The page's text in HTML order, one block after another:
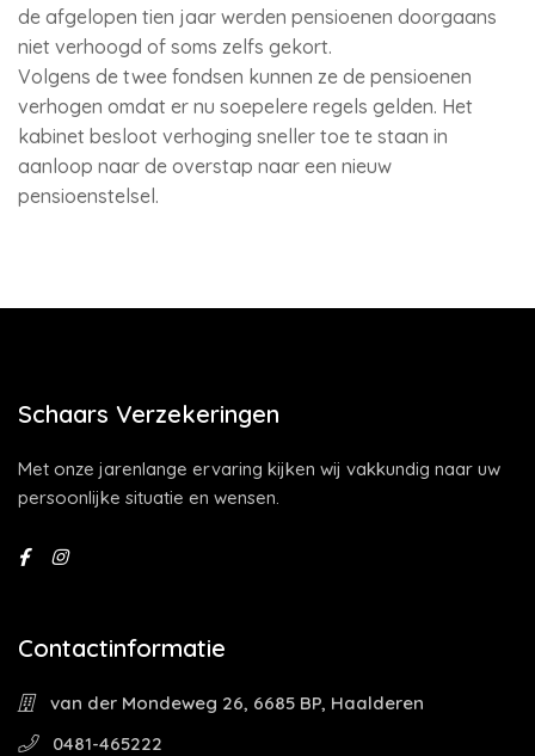
de afgelopen tien jaar werden pensioenen doorgaans
niet verhoogd of soms zelfs gekort.
Volgens de twee fondsen kunnen ze de pensioenen
verhogen omdat er nu soepelere regels gelden. Het
kabinet besloot verhoging sneller toe te staan in
aanloop naar de overstap naar een nieuw
pensioenstelsel.
Schaars Verzekeringen
Met onze jarenlange ervaring kijken wij vakkundig naar uw
persoonlijke situatie en wensen.
Contactinformatie
van der Mondeweg 26, 6685 BP, Haalderen
0481-465222